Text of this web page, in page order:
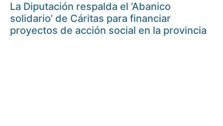
La Diputación respalda el ‘Abanico
solidario’ de Cáritas para financiar
proyectos de acción social en la provincia